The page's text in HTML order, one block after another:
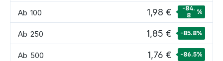
Ab 100 1,98 €
-84.
8
%
Ab 250 1,85 € -85.8%
Ab 500 1,76 € -86.5%